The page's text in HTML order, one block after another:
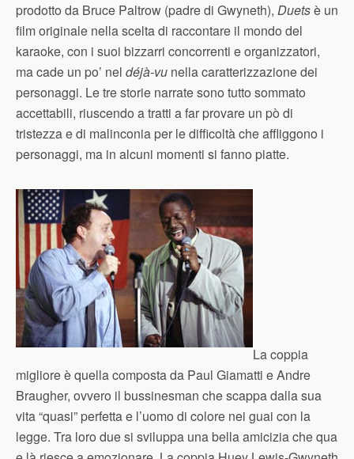
prodotto da Bruce Paltrow (padre di Gwyneth), Duetsè un
film originale nella scelta di raccontare il mondo del
karaoke, con i suoi bizzarri concorrenti e organizzatori,
ma cade un po’ nel déjà-vu nella caratterizzazione dei
personaggi. Le tre storie narrate sono tutto sommato
accettabili, riuscendo a tratti a far provare un pò di
tristezza e di malinconia per le difficoltà che affliggono i
personaggi, ma in alcuni momenti si fanno piatte.
La coppia
migliore è quella composta da Paul Giamatti e Andre
Braugher, ovvero il bussinesman che scappa dalla sua
vita “quasi” perfetta e l’uomo di colore nei guai con la
legge. Tra loro due si sviluppa una bella amicizia che qua